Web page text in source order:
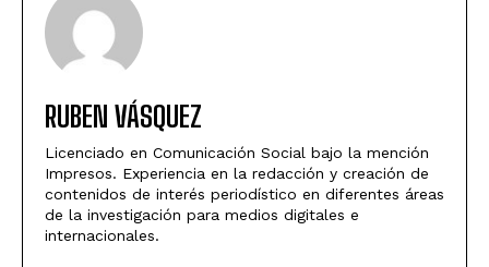
RUBEN VÁSQUEZ
Licenciado en Comunicación Social bajo la mención
Impresos. Experiencia en la redacción y creación de
contenidos de interés periodístico en diferentes áreas
de la investigación para medios digitales e
internacionales.